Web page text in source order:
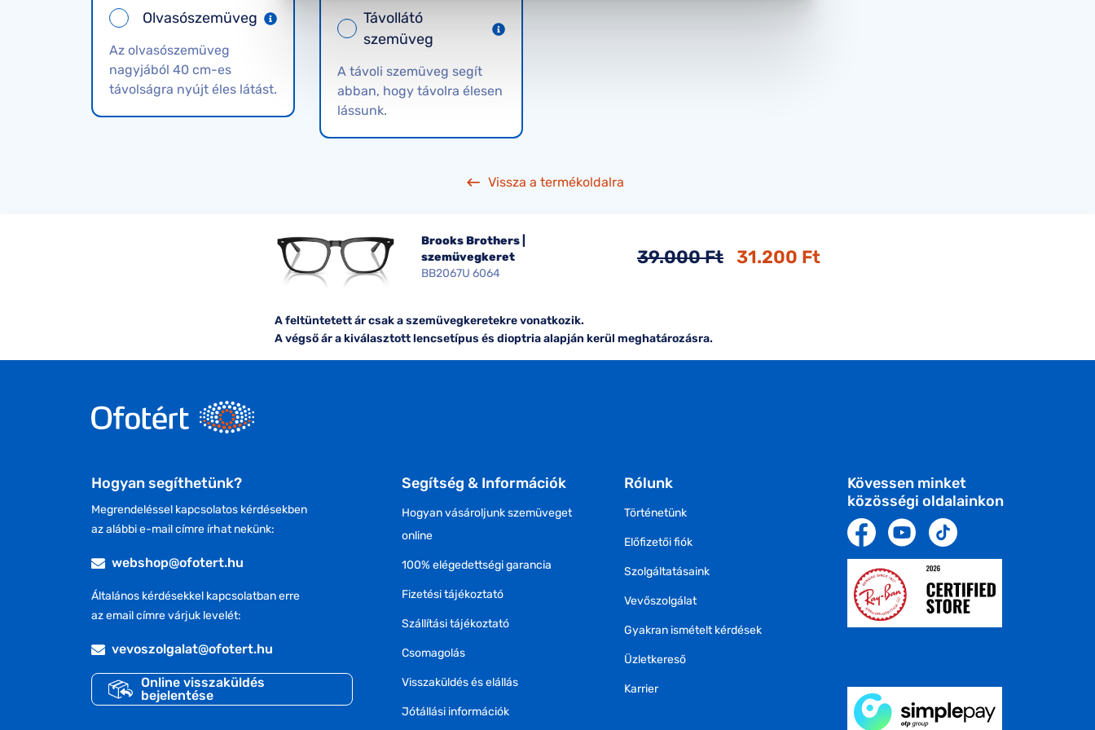
Olvasószemüveg
Az olvasószemüveg
nagyjából 40 cm-es
távolságra nyújt éles látást.
Távollátó
szemüveg
A távoli szemüveg segít
abban, hogy távolra élesen
lássunk.
Vissza a termékoldalra
Brooks Brothers |
szemüvegkeret
BB2067U 6064
31.200 Ft
39.000 Ft
A feltüntetett ár csak a szemüvegkeretekre vonatkozik.
A végső ár a kiválasztott lencsetípus és dioptria alapján kerül meghatározásra.
Hogyan segíthetünk?
Megrendeléssel kapcsolatos kérdésekben
az alábbi e-mail címre írhat nekünk:
webshop@ofotert.hu
Általános kérdésekkel kapcsolatban erre
az email címre várjuk levelét:
vevoszolgalat@ofotert.hu
Online visszaküldés
bejelentése
Segítség & Információk
Hogyan vásároljunk szemüveget
online
100% elégedettségi garancia
Fizetési tájékoztató
Szállítási tájékoztató
Csomagolás
Visszaküldés és elállás
Jótállási információk
Rólunk
Történetünk
Előfizetői fiók
Szolgáltatásaink
Vevőszolgálat
Gyakran ismételt kérdések
Üzletkereső
Karrier
Kövessen minket
közösségi oldalainkon